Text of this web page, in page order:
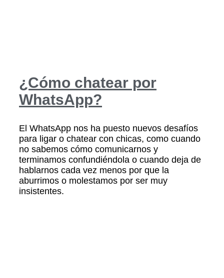
¿Cómo chatear por
WhatsApp?
El WhatsApp nos ha puesto nuevos desafíos
para ligar o chatear con chicas, como cuando
no sabemos cómo comunicarnos y
terminamos confundiéndola o cuando deja de
hablarnos cada vez menos por que la
aburrimos o molestamos por ser muy
insistentes.